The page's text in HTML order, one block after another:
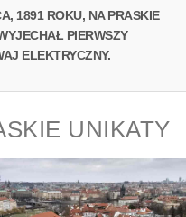
1891 ROKU, NA PRASKIE
PIERWSZY
ELEKTRYCZNY.
UNIKATY